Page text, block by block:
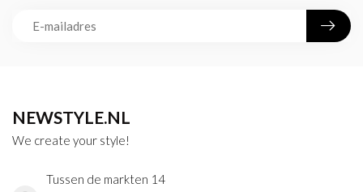
NEWSTYLE.NL
We create your style!
Tussen de markten 14